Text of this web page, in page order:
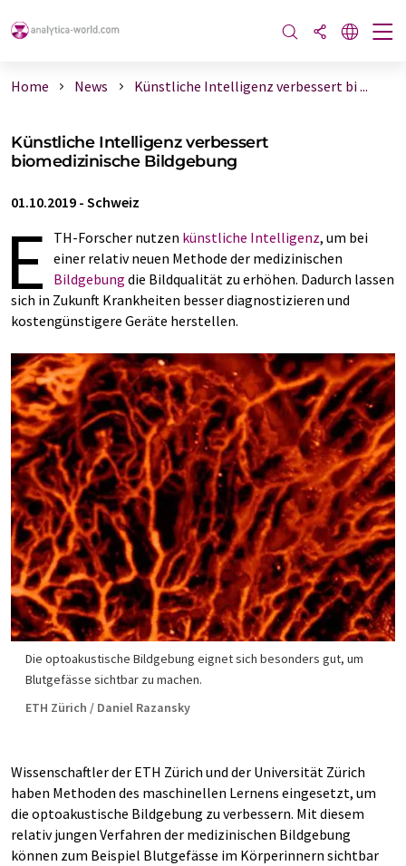
Home News Künstliche Intelligenz verbessert bi ...
Künstliche Intelligenz verbessert
biomedizinische Bildgebung
01.10.2019 - Schweiz
E TH-Forscher nutzen künstliche Intelligenz, um bei
einer relativ neuen Methode der medizinischen
Bildgebung die Bildqualität zu erhöhen. Dadurch lassen
sich in Zukunft Krankheiten besser diagnostizieren und
kostengünstigere Geräte herstellen.
Die optoakustische Bildgebung eignet sich besonders gut, um
Blutgefässe sichtbar zu machen.
ETH Zürich / Daniel Razansky
Wissenschaftler der ETH Zürich und der Universität Zürich
haben Methoden des maschinellen Lernens eingesetzt, um
die optoakustische Bildgebung zu verbessern. Mit diesem
relativ jungen Verfahren der medizinischen Bildgebung
können zum Beispiel Blutgefässe im Körperinnern sichtbar